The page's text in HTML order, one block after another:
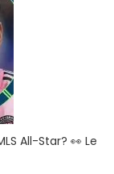
All-Star? 👀 Le